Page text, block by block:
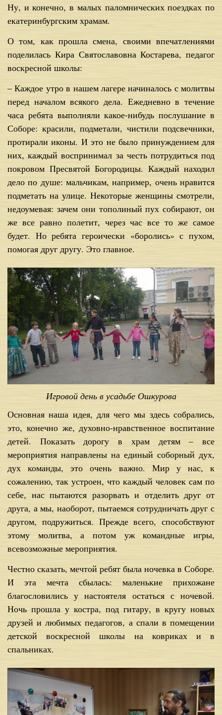
Ну, и конечно, в малых паломнических поездках по
екатеринбургским храмам.
О том, как прошла смена, своими впечатлениями
поделилась Кира Святославовна Костарева, педагог
воскресной школы:
– Каждое утро в нашем лагере начиналось с молитвы
перед началом всякого дела. Ежедневно в течение
часа ребята выполняли какое-нибудь послушание в
Соборе: красили, подметали, чистили подсвечники,
протирали иконы. И это не было принуждением для
них, каждый воспринимал за честь потрудиться под
покровом Пресвятой Богородицы. Каждый находил
дело по душе: мальчикам, например, очень нравится
подметать на улице. Некоторые женщины смотрели,
недоумевая: зачем они тополиный пух собирают, он
же все равно полетит, через час все то же самое
будет. Но ребята героически «боролись» с пухом,
помогая друг другу. Это главное.
Игровой день в усадьбе Ошкурова
Основная наша идея, для чего мы здесь собрались,
это, конечно же, духовно-нравственное воспитание
детей. Показать дорогу в храм детям – все
мероприятия направлены на единый соборный дух,
дух команды, это очень важно. Мир у нас, к
сожалению, так устроен, что каждый человек сам по
себе, нас пытаются разорвать и отделить друг от
друга, а мы, наоборот, пытаемся сотрудничать друг с
другом, подружиться. Прежде всего, способствуют
этому молитва, а потом уж командные игры,
всевозможные мероприятия.
Честно сказать, мечтой ребят была ночевка в Соборе.
И эта мечта сбылась: маленькие прихожане
благословились у настоятеля остаться с ночевой.
Ночь прошла у костра, под гитару, в кругу новых
друзей и любимых педагогов, а спали в помещении
детской воскресной школы на ковриках и в
спальниках.